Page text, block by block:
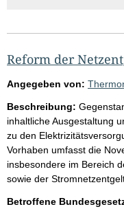
Reform der
Angegeben von:
Beschreibung:
inhaltliche Ausgestaltung
zu den
Vorhaben umfasst die
insbesondere im Bereich
sowie der
Betroffene